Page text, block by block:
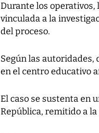
Durante los
vinculada a la
del proceso.
Según las autoridades,
en el centro educativo
El caso se sustenta en
República, remitido a